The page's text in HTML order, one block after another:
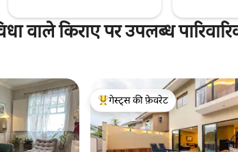
वाले किराए पर उपलब्ध
गेस्ट्स का टॉप फ़ेवरेट
गेस्ट्स की फ़ेवरेट